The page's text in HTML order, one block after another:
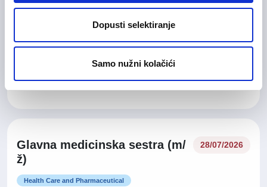
Dopusti selektiranje
Samo nužni kolačići
Medicinska sestra (m/ž)
Health Care and Pharmaceutical
Zagreb County
Glavna medicinska sestra (m/
ž)
28/07/2026
Health Care and Pharmaceutical